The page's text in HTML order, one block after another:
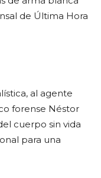
de Última Hora
al agente
forense Néstor
cuerpo sin vida
para una